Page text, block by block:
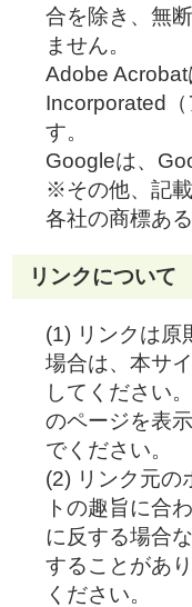
合を除き、無
ません。
Adobe
Incorporated
す。
Googleは、
※その他、記
各社の商標あ
リンクについて
(1) リンクは原
場合は、本サ
してください
のページを表
でください。
(2) リンク元の
トの趣旨に合
に反する場合
することがあ
ください。